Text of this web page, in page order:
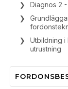
Diagnos 2
Utbildning i
utrustning